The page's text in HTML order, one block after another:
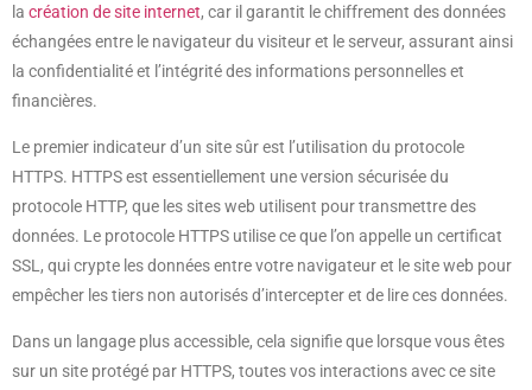
la création de site internet, car il garantit le chiffrement des données
échangées entre le navigateur du visiteur et le serveur, assurant ainsi
la confidentialité et l’intégrité des informations personnelles et
financières.
Le premier indicateur d’un site sûr est l’utilisation du protocole
HTTPS. HTTPS est essentiellement une version sécurisée du
protocole HTTP, que les sites web utilisent pour transmettre des
données. Le protocole HTTPS utilise ce que l’on appelle un certificat
SSL, qui crypte les données entre votre navigateur et le site web pour
empêcher les tiers non autorisés d’intercepter et de lire ces données.
Dans un langage plus accessible, cela signifie que lorsque vous êtes
sur un site protégé par HTTPS, toutes vos interactions avec ce site